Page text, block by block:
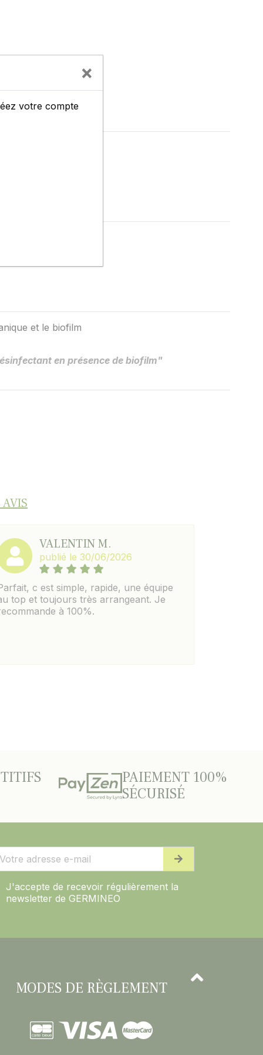
et le biofilm
en présence de biofilm"
VALENTIN M.
publié le 30/06/2026
c est simple, rapide, une équipe
top et toujours très arrangeant. Je
à 100%.
PAIEMENT 100%
SÉCURISÉ
J'accepte de recevoir régulièrement la
newsletter de GERMINEO
MODES DE RÈGLEMENT
×
votre compte